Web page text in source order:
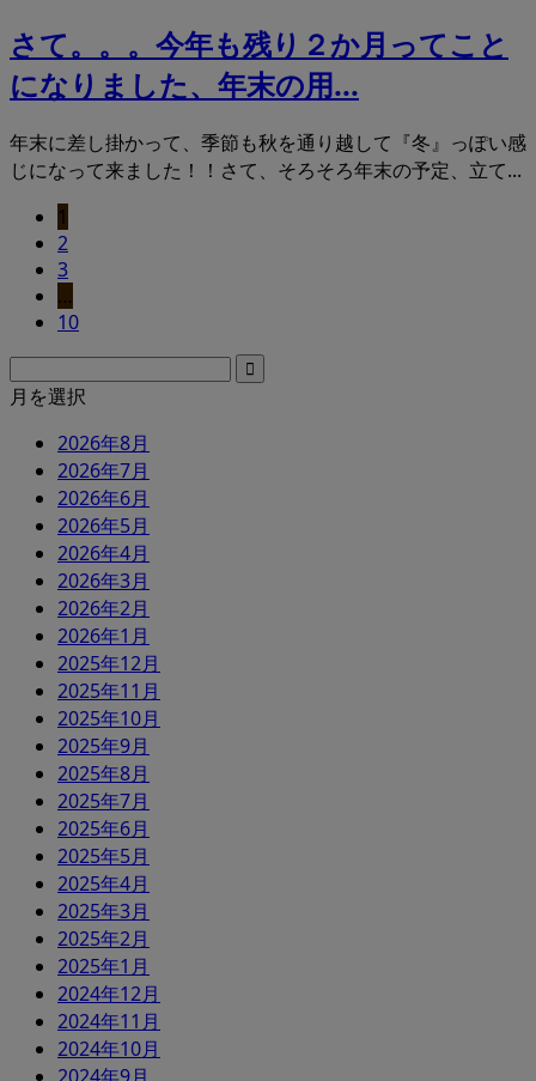
さて。。。今年も残り２か月ってこと
になりました、年末の用...
年末に差し掛かって、季節も秋を通り越して『冬』っぽい感
じになって来ました！！さて、そろそろ年末の予定、立て...
1
2
3
…
10
月を選択
2026年8月
2026年7月
2026年6月
2026年5月
2026年4月
2026年3月
2026年2月
2026年1月
2025年12月
2025年11月
2025年10月
2025年9月
2025年8月
2025年7月
2025年6月
2025年5月
2025年4月
2025年3月
2025年2月
2025年1月
2024年12月
2024年11月
2024年10月